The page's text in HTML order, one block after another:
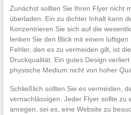
Zunächst sollten Sie Ihren Flyer nicht
überladen. Ein zu dichter Inhalt kann
Konzentrieren Sie sich auf die
lenken Sie den Blick mit einem
Fehler, den es zu vermeiden gilt, ist
Druckqualität. Ein gutes Design
physische Medium nicht von hoher
Schließlich sollten Sie es vermeiden,
vernachlässigen. Jeder Flyer sollte zu
anregen, sei es, eine Website zu